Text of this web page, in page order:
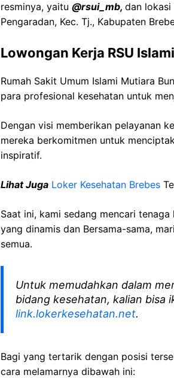
resminya, yaitu @rsui_mb, dan lokasi
Pengaradan, Kec. Tj., Kabupaten
Lowongan Kerja RSU
Rumah Sakit Umum Islami Mutiara
para profesional kesehatan untuk
Dengan visi memberikan pelayanan
mereka berkomitmen untuk
inspiratif.
Lihat Juga Loker Kesehatan Brebes
Saat ini, kami sedang mencari tenaga
yang dinamis dan Bersama-sama,
semua.
Untuk memudahkan dalam
bidang kesehatan, kalian bisa
link.lokerkesehatan.net.
Bagi yang tertarik dengan posisi
cara melamarnya dibawah ini: